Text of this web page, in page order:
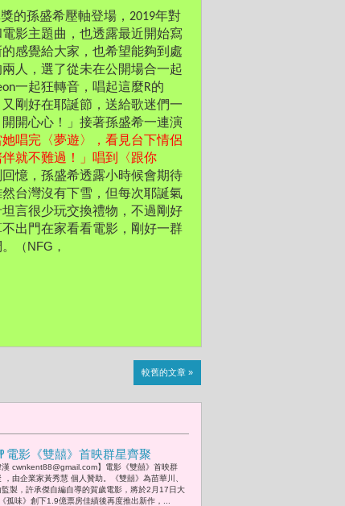
的孫盛希壓軸登場，2019年對
影主題曲，也透露最近開始寫
感覺給大家，也希望能夠到處
人，選了從未在公開場合一起
一起狂轉音，唱起這麼R的
剛好在耶誕節，送給歌迷們一
開心心！」接著孫盛希一連演
她唱完〈夢遊〉，看見台下情侶
就不難過！」唱到〈跟你
憶，孫盛希透露小時候會期待
台灣沒有下雪，但每次耶誕氣
言很少玩交換禮物，不過剛好
出門在家看看電影，剛好一群
（NFG，
較舊的文章 »
電影《雙囍》首映群星齊聚
漢 cwnkent88@gmail.com】電影《雙囍》首映群
，由企業家黃秀慧 個人贊助。《雙囍》為苗華川、
監製，許承傑自編自導的賀歲電影，將於2月17日大
孤味》創下1.9億票房佳績後再度推出新作，...